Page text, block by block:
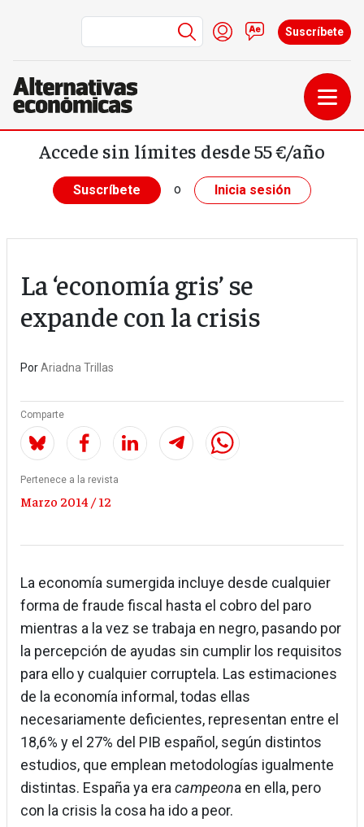
Pasar al contenido principal
Menú de cuenta de
Iniciar sesión
Contacto
Suscríbete
Accede sin límites desde 55 €/año
Suscríbete o Inicia sesión
La ‘economía gris’ se
expande con la crisis
PorAriadna Trillas
Comparte
Pertenece a la revista
Marzo 2014 / 12
La economía sumergida incluye desde cualquier
forma de fraude fiscal hasta el cobro del paro
mientras a la vez se trabaja en negro, pasando por
la percepción de ayudas sin cumplir los requisitos
para ello y cualquier corruptela. Las estimaciones
de la economía informal, todas ellas
necesariamente deficientes, representan entre el
18,6% y el 27% del PIB español, según distintos
estudios, que emplean metodologías igualmente
distintas. España ya era campeona en ella, pero
con la crisis la cosa ha ido a peor.